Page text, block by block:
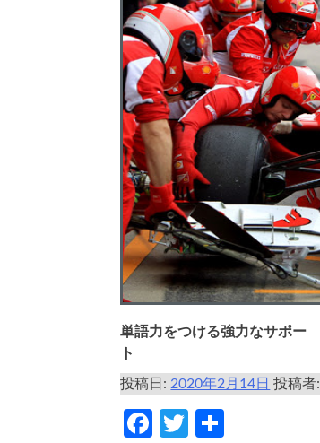
単語力をつける強力なサポー
ト
投稿日:2020年2月14日 投稿者:
Facebook
Twitter